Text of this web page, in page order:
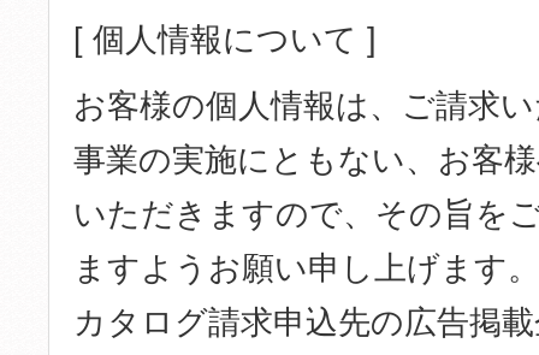
[ 個人情報について ]
お客様の個人情報は、ご請求
事業の実施にともない、お客
いただきますので、その旨を
ますようお願い申し上げます
カタログ請求申込先の広告掲